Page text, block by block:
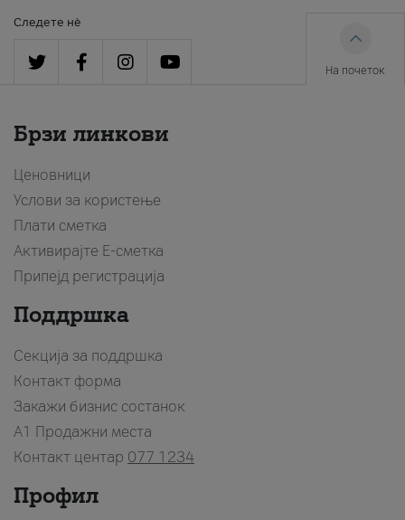
Следете нè
На почеток
Брзи линкови
Ценовници
Услови за користење
Плати сметка
Активирајте Е-сметка
Припејд регистрација
Поддршка
Секција за поддршка
Контакт форма
Закажи бизнис состанок
A1 Продажни места
Контакт центар 077 1234
Профил